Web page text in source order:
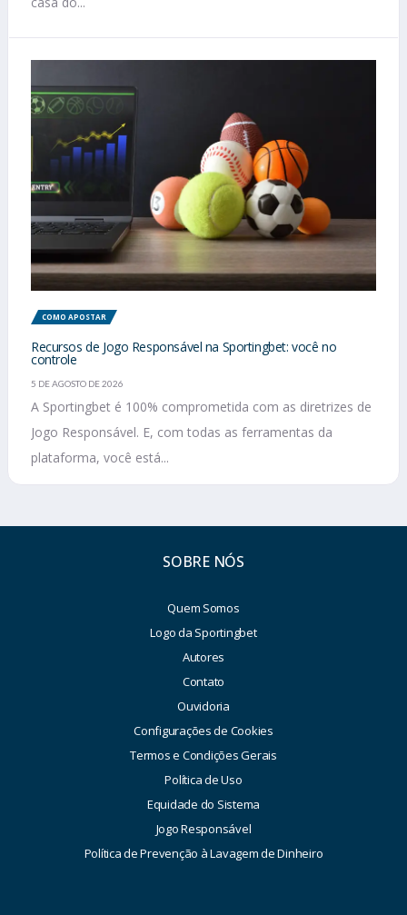
COMO APOSTAR
Recursos de Jogo Responsável na Sportingbet: você no
controle
5 DE AGOSTO DE 2026
A Sportingbet é 100% comprometida com as diretrizes de
Jogo Responsável. E, com todas as ferramentas da
plataforma, você está...
SOBRE NÓS
Quem Somos
Logo da Sportingbet
Autores
Contato
Ouvidoria
Configurações de Cookies
Termos e Condições Gerais
Política de Uso
Equidade do Sistema
Jogo Responsável
Política de Prevenção à Lavagem de Dinheiro